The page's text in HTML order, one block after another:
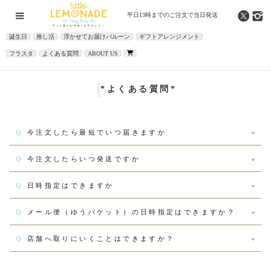
平日13時までのご注文で当日発送
誕生日 推し活 浮かせてお届けバルーン ギフトアレンジメント
フラスタ よくある質問 ABOUT US
*よくある質問*
Q 今注文したら最短でいつ届きますか
Q 今注文したらいつ発送ですか
Q 日時指定はできますか
Q メール便（ゆうパケット）の日時指定はできますか？
Q 店舗へ取りにいくことはできますか？